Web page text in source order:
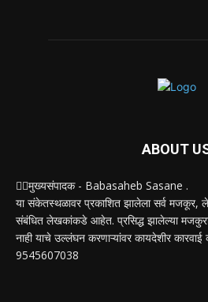
ABOUT
✍🏻मुख्यसंपादक - Babasaheb Sasane .
या संकेतस्थळावर प्रकाशित झालेला सर्व मजकूर,
संबंधित लेखकांकडे आहेत. प्रसिद्ध झालेल्या
नाही याचे उल्लंघन करणाऱ्यांवर कायदेशीर
9545607038